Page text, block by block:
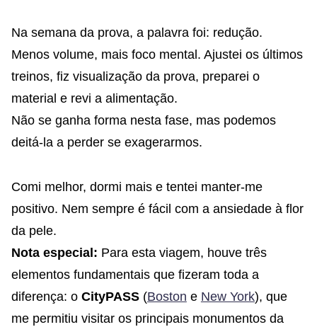
Na semana da prova, a palavra foi: redução.
Menos volume, mais foco mental. Ajustei os últimos
treinos, fiz visualização da prova, preparei o
material e revi a alimentação.
Não se ganha forma nesta fase, mas podemos
deitá-la a perder se exagerarmos.
Comi melhor, dormi mais e tentei manter-me
positivo. Nem sempre é fácil com a ansiedade à flor
da pele.
Nota especial: Para esta viagem, houve três
elementos fundamentais que fizeram toda a
diferença: o CityPASS(Boston e New York), que
me permitiu visitar os principais monumentos da